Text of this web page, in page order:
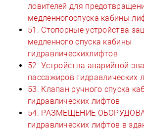
ловителей для
медленногоспуска кабины
51. Стопорные устройства
медленного спуска кабины
гидравлическихлифтов
52. Устройства аварийной
пассажиров гидравлических
53. Клапан ручного спуска
гидравлических лифтов
54. РАЗМЕЩЕНИЕ
гидравлических лифтов в